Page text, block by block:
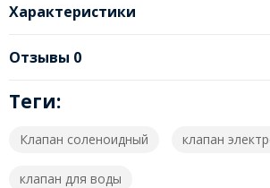
Характеристики
Отзывы 0
Теги:
Клапан соленоидный клапан
клапан для воды